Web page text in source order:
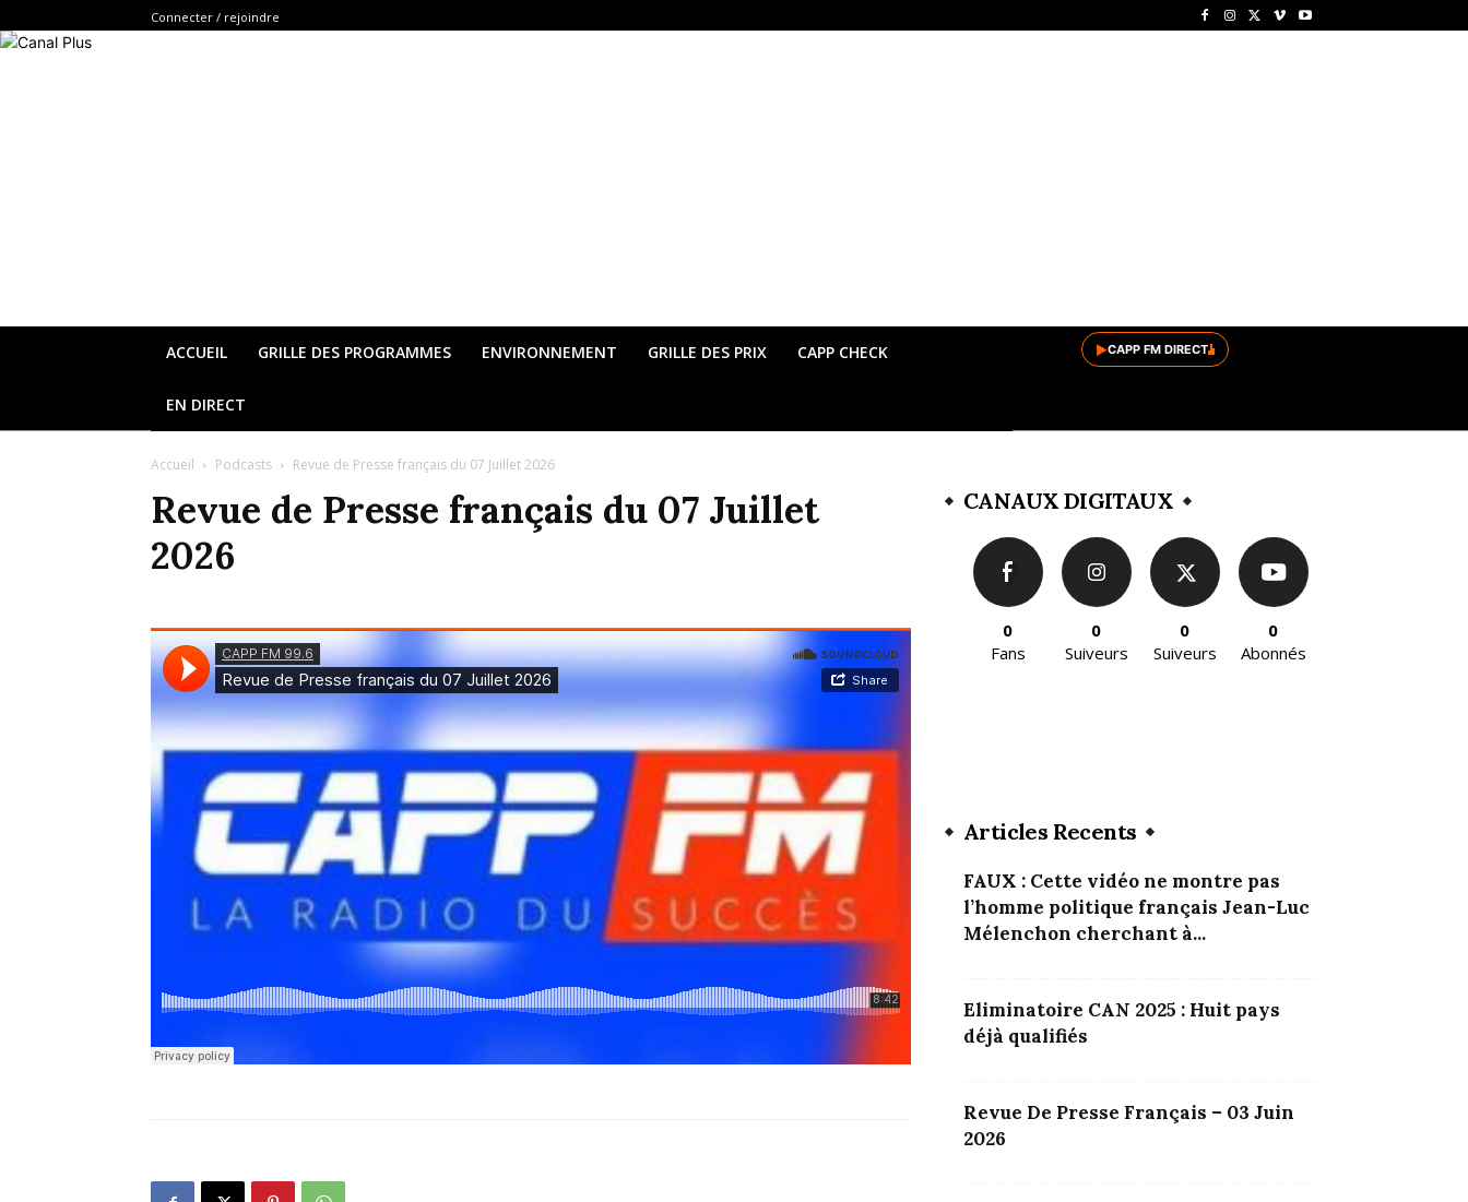
Connecter / rejoindre
ACCUEIL GRILLE DES PROGRAMMES ENVIRONNEMENT GRILLE DES PRIX CAPP CHECK
EN DIRECT
▶CAPP FM DIRECT
Accueil Podcasts Revue de Presse français du 07 Juillet 2026
Revue de Presse français du 07 Juillet
2026
CANAUX DIGITAUX
0
Fans
0
Suiveurs
0
Suiveurs
0
Abonnés
Articles Recents
FAUX : Cette vidéo ne montre pas
l’homme politique français Jean-Luc
Mélenchon cherchant à...
Eliminatoire CAN 2025 : Huit pays
déjà qualifiés
Revue De Presse Français – 03 Juin
2026